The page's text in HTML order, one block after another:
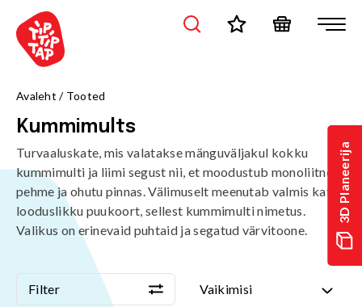
3D Planeerija
Avaleht / Tooted
Kummimults
Turvaaluskate, mis valatakse mänguväljakul kokku
kummimulti ja liimi segust nii, et moodustub monoliitne,
pehme ja ohutu pinnas. Välimuselt meenutab valmis kate
looduslikku puukoort, sellest kummimulti nimetus.
Valikus on erinevaid puhtaid ja segatud värvitoone.
Filter Vaikimisi
Filter Vaikimisi